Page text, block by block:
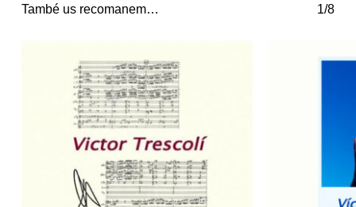
També us recomanem… 1/8